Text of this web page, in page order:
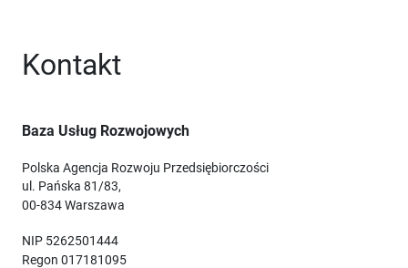
Kontakt
Baza Usług Rozwojowych
Polska Agencja Rozwoju Przedsiębiorczości
ul. Pańska 81/83,
00-834 Warszawa
NIP 5262501444
Regon 017181095